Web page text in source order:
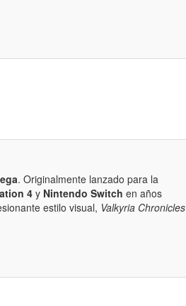
. Originalmente lanzado para la
4y Nintendo Switch en años
estilo visual, Valkyria Chronicles